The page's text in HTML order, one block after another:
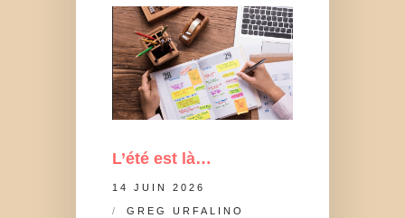
L’été est là…
14 JUIN 2026
GREG URFALINO